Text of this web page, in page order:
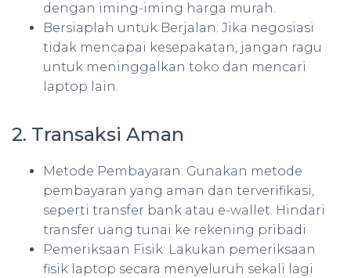
dengan iming-iming harga murah.
Bersiaplah untuk Berjalan: Jika negosiasi
tidak mencapai kesepakatan, jangan ragu
untuk meninggalkan toko dan mencari
laptop lain.
2. Transaksi Aman
Metode Pembayaran: Gunakan metode
pembayaran yang aman dan terverifikasi,
seperti transfer bank atau e-wallet. Hindari
transfer uang tunai ke rekening pribadi.
Pemeriksaan Fisik: Lakukan pemeriksaan
fisik laptop secara menyeluruh sekali lagi